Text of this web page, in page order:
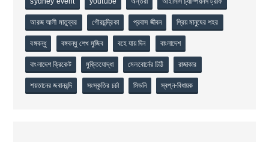
আরজ আলী মাতুব্বর গৌরচন্দ্রিকা প্রবাস জীবন প্রিয় মানুষের শহর
বঙ্গবন্ধু বঙ্গবন্ধু শেখ মুজিব বহে যায় দিন বাংলাদেশ
বাংলাদেশ ক্রিকেট মুক্তিযোদ্ধা মেলবোর্নের চিঠি রাজাকার
শয়তানের জবানবন্দি সংস্কৃতির চর্চা সিডনি স্বপ্ন-বিধায়ক